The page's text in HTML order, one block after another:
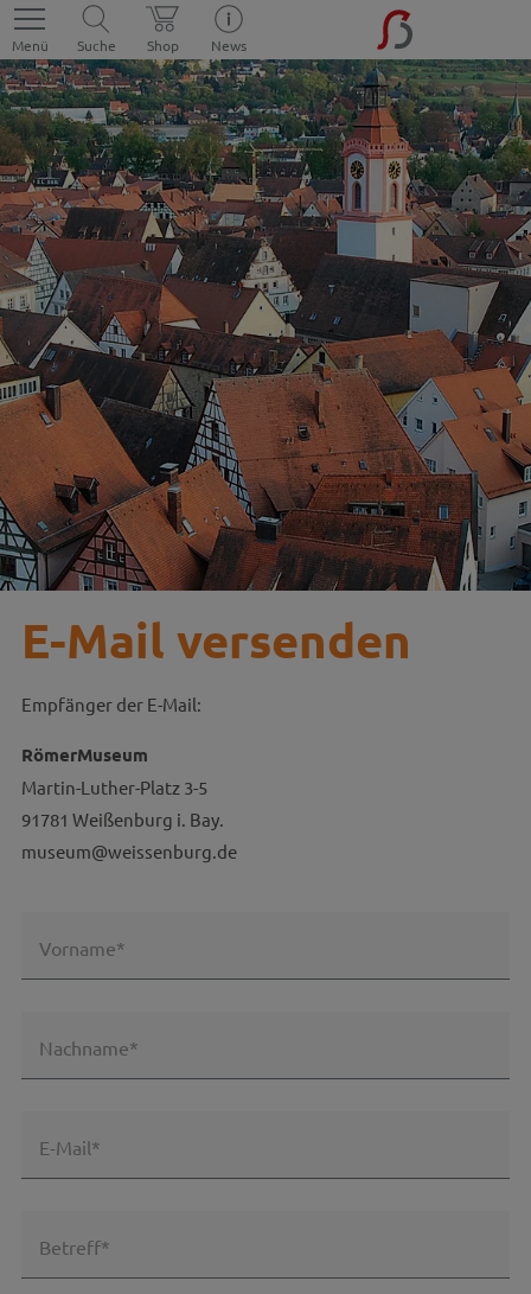
Menü Suche Shop News
E-Mail versenden
Empfänger der E-Mail:
RömerMuseum
Martin-Luther-Platz 3-5
91781 Weißenburg i. Bay.
museum@weissenburg.de
Vorname*
Nachname*
E-Mail*
Betreff*